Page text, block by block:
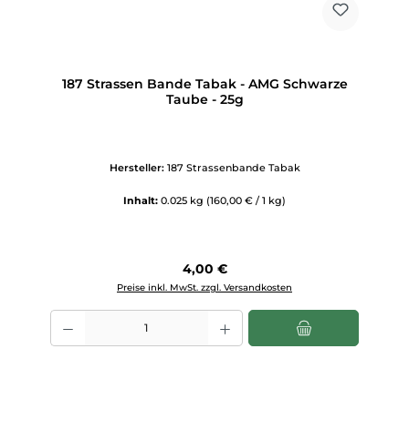
187 Strassen Bande Tabak - AMG Schwarze
Taube - 25g
Hersteller: 187 Strassenbande Tabak
Inhalt: 0.025 kg (160,00 € / 1 kg)
Regulärer Preis:
4,00 €
Preise inkl. MwSt. zzgl. Versandkosten
Produkt Anzahl: Gib den gewünschten Wert ein oder benutze die